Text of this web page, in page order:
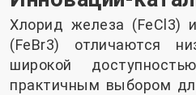
Хлорид железа (FeCl3)
(FeBr3) отличаются
широкой
практичным выбором